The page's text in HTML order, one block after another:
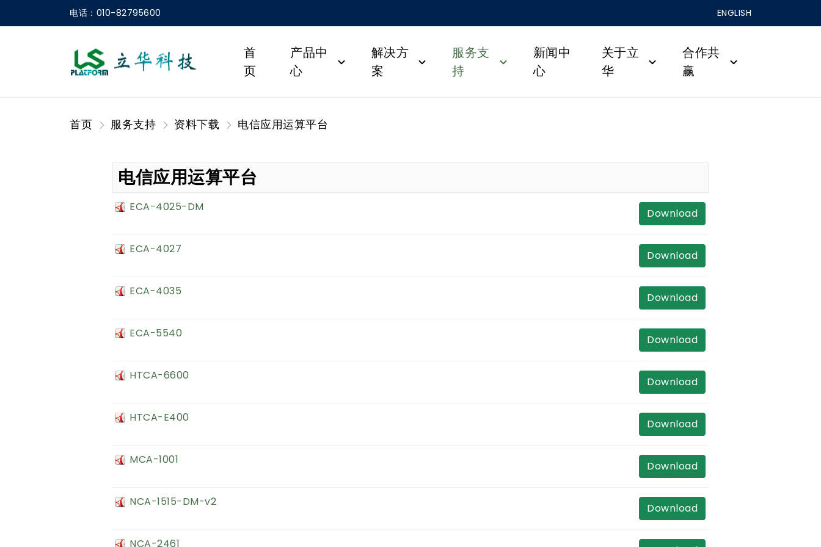
电话：010-82795600 ENGLISH
首
页
产品中
心
解决方
案
服务支
持
新闻中
心
关于立
华
合作共
赢
首页 服务支持 资料下载 电信应用运算平台
电信应用运算平台
ECA-4025-DM Download
ECA-4027 Download
ECA-4035 Download
ECA-5540 Download
HTCA-6600 Download
HTCA-E400 Download
MCA-1001 Download
NCA-1515-DM-v2 Download
NCA-2461